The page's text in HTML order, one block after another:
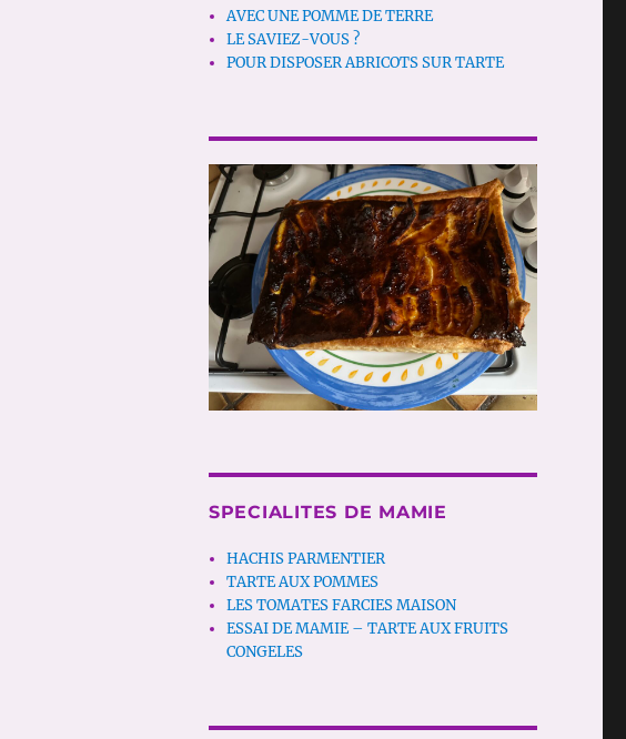
AVEC UNE POMME DE TERRE
LE SAVIEZ-VOUS ?
POUR DISPOSER ABRICOTS SUR TARTE
SPECIALITES DE MAMIE
HACHIS PARMENTIER
TARTE AUX POMMES
LES TOMATES FARCIES MAISON
ESSAI DE MAMIE – TARTE AUX FRUITS
CONGELES